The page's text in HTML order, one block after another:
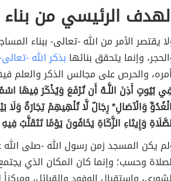
الرئيسي من
يقتصر الأمر من الله -تعالى- ببناء
وإنما يتحقق بنائها بذكر الله -
والحرص على مجالس الذكر والعلم
بُيُوتٍ أَذِنَ اللَّـهُ أَن تُرْفَعَ وَيُذْكَرَ فِيهَا
وَالْآصَالِ* رِجَالٌ لَّا تُلْهِيهِمْ تِجَارَةٌ وَلَا
وَإِيتَاءِ الزَّكَاةِ يَخَافُونَ يَوْمًا تَتَقَلَّبُ
يكن المسجد زمن رسول الله -صلى الله
وحسب؛ وإنما كان المكان الذي